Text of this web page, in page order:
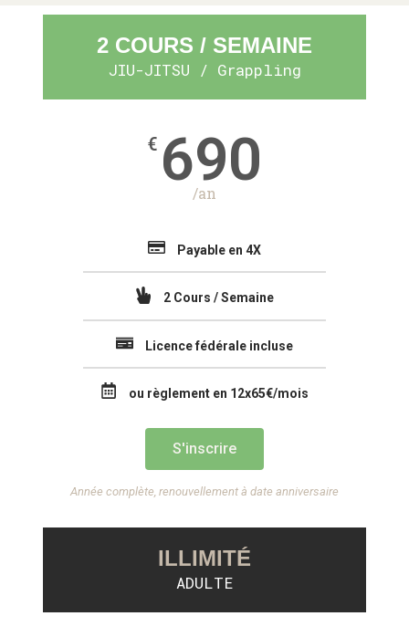
2 COURS / SEMAINE
JIU-JITSU / Grappling
€ 690
/an
Payable en 4X
2 Cours / Semaine
Licence fédérale incluse
ou règlement en 12x65€/mois
S'inscrire
Année complète, renouvellement à date anniversaire
ILLIMITÉ
ADULTE